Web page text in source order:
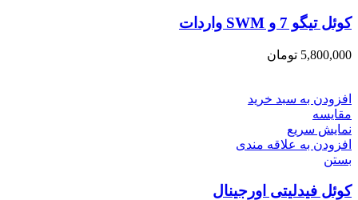
کوئل تیگو 7 و SWM واردات
5,800,000 تومان
افزودن به سبد خرید
مقایسه
نمایش سریع
افزودن به علاقه مندی
بستن
کوئل فیدلیتی اورجینال